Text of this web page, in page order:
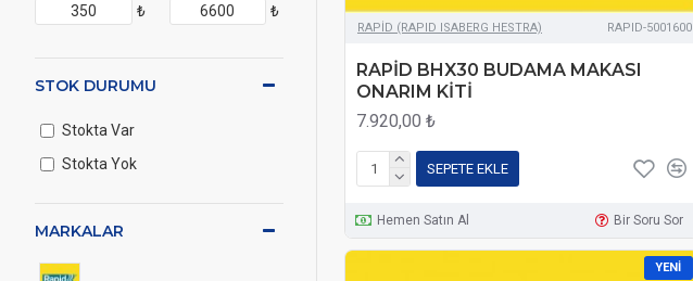
₺ ₺
MARKALAR
STOK DURUMU
Stokta Var
Stokta Yok
RAPİD (RAPID ISABERG HESTRA) RAPID-5001600
RAPİD BHX30 BUDAMA MAKASI
ONARIM KİTİ
7.920,00 ₺
SEPETE EKLE
Hemen Satın Al Bir Soru Sor
YENI